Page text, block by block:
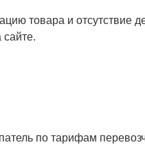
товара и отсутствие
по тарифам